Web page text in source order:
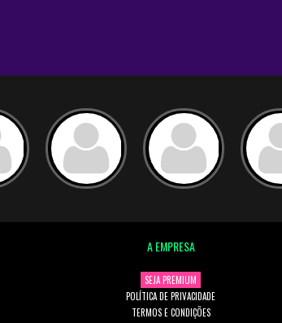
A EMPRESA
SEJA PREMIUM
POLÍTICA DE PRIVACIDADE
TERMOS E CONDIÇÕES